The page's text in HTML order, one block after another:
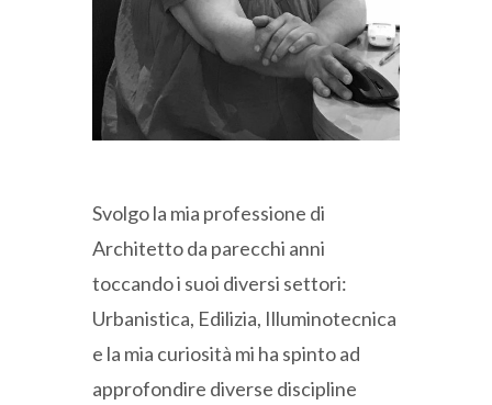
Svolgo la mia professione di
Architetto da parecchi anni
toccando i suoi diversi settori:
Urbanistica, Edilizia, Illuminotecnica
e la mia curiosità mi ha spinto ad
approfondire diverse discipline